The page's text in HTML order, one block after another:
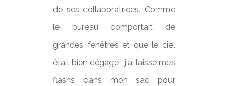
de ses collaboratrices. Comme
le bureau comportait de
grandes fenêtres et que le ciel
était bien dégagé , j'ai laissé mes
flashs dans mon sac pour